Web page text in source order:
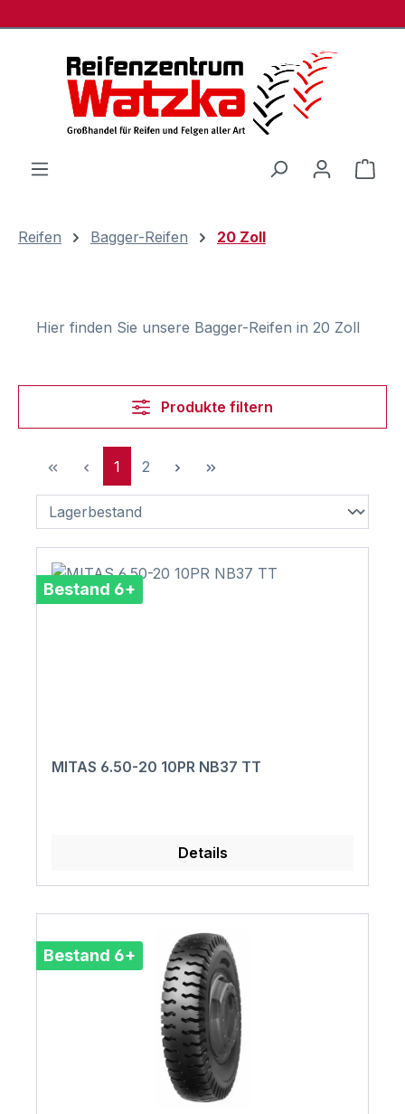
Reifen Bagger-Reifen 20 Zoll
Hier finden Sie unsere Bagger-Reifen in 20 Zoll
Produkte filtern
Seite
1 Seite
2
Bestand 6+
MITAS 6.50-20 10PR NB37 TT
Details
Bestand 6+